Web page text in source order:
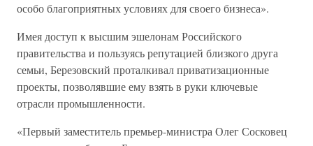
особо благоприятных условиях для своего бизнеса».
Имея доступ к высшим эшелонам Российского
правительства и пользуясь репутацией близкого друга
семьи, Березовский проталкивал приватизационные
проекты, позволявшие ему взять в руки ключевые
отрасли промышленности.
«Первый заместитель премьер-министра Олег Сосковец